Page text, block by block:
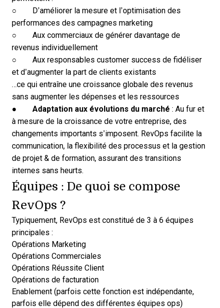
○ D’améliorer la mesure et l’optimisation des
performances des campagnes marketing
○ Aux commerciaux de générer davantage de
revenus individuellement
○ Aux responsables customer success de fidéliser
et d’augmenter la part de clients existants
…ce qui entraîne une croissance globale des revenus
sans augmenter les dépenses et les ressources
● Adaptation aux évolutions du marché : Au fur et
à mesure de la croissance de votre entreprise, des
changements importants s’imposent. RevOps facilite la
communication, la flexibilité des processus et la gestion
de projet & de formation, assurant des transitions
internes sans heurts.
Équipes : De quoi se compose
RevOps ?
Typiquement, RevOps est constitué de 3 à 6 équipes
principales :
Opérations Marketing
Opérations Commerciales
Opérations Réussite Client
Opérations de facturation
Enablement (parfois cette fonction est indépendante,
parfois elle dépend des différentes équipes ops)